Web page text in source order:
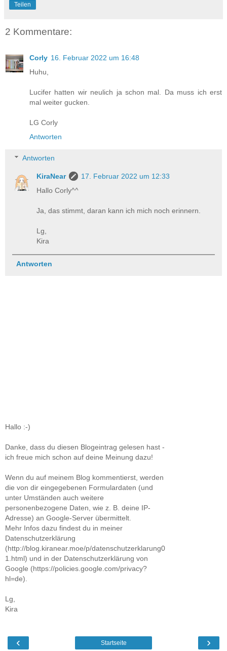
Teilen
2 Kommentare:
Corly 16. Februar 2022 um 16:48
Huhu,
Lucifer hatten wir neulich ja schon mal. Da muss ich erst
mal weiter gucken.
LG Corly
Antworten
Antworten
KiraNear
17. Februar 2022 um 12:33
Hallo Corly^^
Ja, das stimmt, daran kann ich mich noch erinnern.
Lg,
Kira
Antworten
Hallo :-)
Danke, dass du diesen Blogeintrag gelesen hast -
ich freue mich schon auf deine Meinung dazu!
Wenn du auf meinem Blog kommentierst, werden
die von dir eingegebenen Formulardaten (und
unter Umständen auch weitere
personenbezogene Daten, wie z. B. deine IP-
Adresse) an Google-Server übermittelt.
Mehr Infos dazu findest du in meiner
Datenschutzerklärung
(http://blog.kiranear.moe/p/datenschutzerklarung0
1.html) und in der Datenschutzerklärung von
Google (https://policies.google.com/privacy?
hl=de).
Lg,
Kira
‹ ›
Startseite